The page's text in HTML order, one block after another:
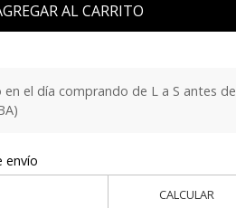
AL CARRITO
el día comprando de L a S antes de
envío
CALCULAR